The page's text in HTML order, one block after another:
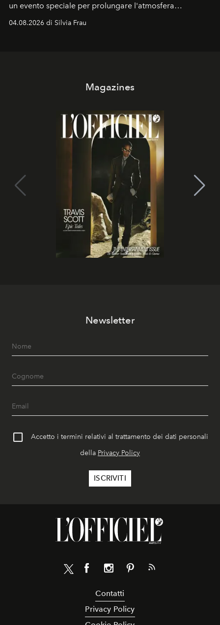
un evento speciale per prolungare l'atmosfera
04.08.2026 di Silvia Frau
Magazines
Newsletter
Accetto i termini relativi al trattamento dei dati personali
della Privacy Policy
Contatti
Privacy Policy